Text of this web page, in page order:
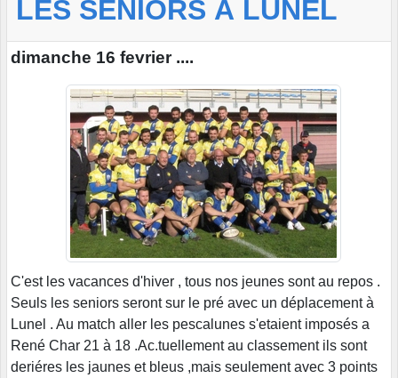
LES SENIORS À LUNEL
dimanche 16 fevrier ....
C'est les vacances d'hiver , tous nos jeunes sont au repos .
Seuls les seniors seront sur le pré avec un déplacement à
Lunel . Au match aller les pescalunes s'etaient imposés a
René Char 21 à 18 .Ac.tuellement au classement ils sont
deriéres les jaunes et bleus ,mais seulement avec 3 points